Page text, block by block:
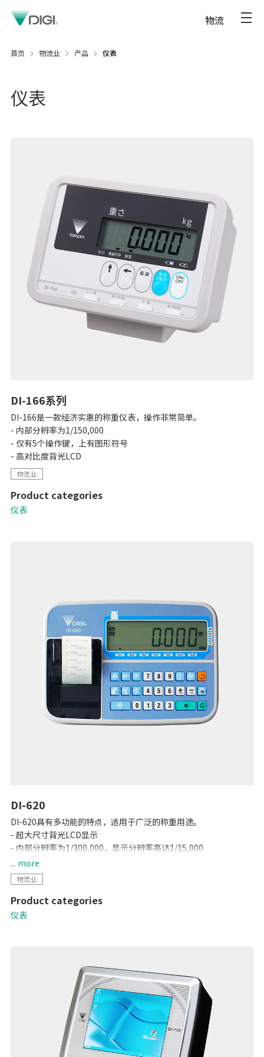
物流
首页 物流业 产品 仪表
仪表
DI-166系列
DI-166是一款经济实惠的称重仪表，操作非常简单。
- 内部分辨率为1/150,000
- 仅有5个操作键，上有图形符号
- 高对比度背光LCD
物流业
Product categories
仪表
DI-620
DI-620具有多功能的特点，适用于广泛的称重用途。
- 超大尺寸背光LCD显示
- 内部分辨率为1/300,000，显示分辨率高达1/15,000
- 支持最大8个350欧姆传感器
- 可选点阵打印机
- RS-232C/USB/定值输出接口
... more
物流业
Product categories
仪表